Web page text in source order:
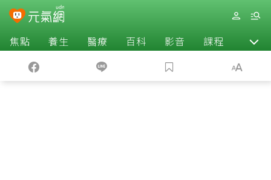
焦點 養生 醫療 百科 影音 課程 退休